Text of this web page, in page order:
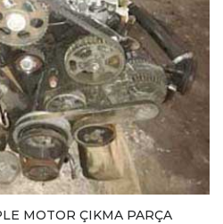
MOTOR ÇIKMA PARÇA